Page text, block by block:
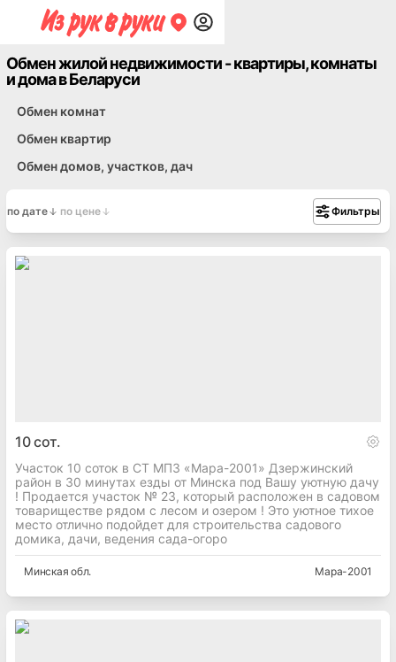
Обмен жилой недвижимости - квартиры, комнаты
и дома в Беларуси
Обмен комнат
Обмен квартир
Обмен домов, участков, дач
по дате по цене Фильтры
10сот.
Участок 10 соток в СТ МПЗ «Мара-2001» Дзержинский
район в 30 минутах езды от Минска под Вашу уютную дачу
! Продается участок № 23, который расположен в садовом
товариществе рядом с лесом и озером ! Это уютное тихое
место отлично подойдет для строительства садового
домика, дачи, ведения сада-огоро
Минская обл. Мара-2001